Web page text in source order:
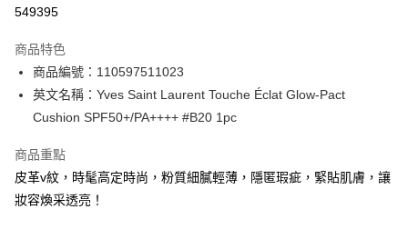
PayMe
WeChat Pay
送貨方式
順豐自助櫃 - 確認發貨後1-3個工作天送達
549395
商品特色
商品編號：110597511023
英文名稱：Yves Saint Laurent Touche Éclat Glow-Pact
Cushion SPF50+/PA++++ #B20 1pc
商品重點
皮革v紋，時髦高定時尚，粉質細膩輕薄，隱匿瑕疵，緊貼肌膚，讓
妝容煥采透亮！